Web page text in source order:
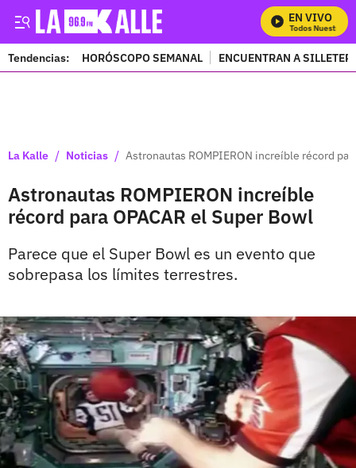
EN VIVO
Mira Todos Nuestros
Tendencias: HORÓSCOPO SEMANAL ENCUENTRAN A
La Kalle / Noticias / Astronautas ROMPIERON increíble récord
Astronautas ROMPIERON increíble
récord para OPACAR el Super Bowl
Parece que el Super Bowl es un evento que
sobrepasa los límites terrestres.